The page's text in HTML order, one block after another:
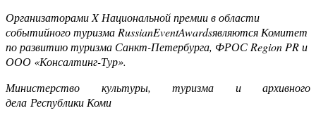
Организаторами X Национальной премии в области
событийного туризма RussianEventAwardsявляются Комитет
по развитию туризма Санкт-Петербурга, ФРОС Region PR и
ООО «Консалтинг-Тур».
Министерство культуры, туризма и архивного
дела Республики Коми